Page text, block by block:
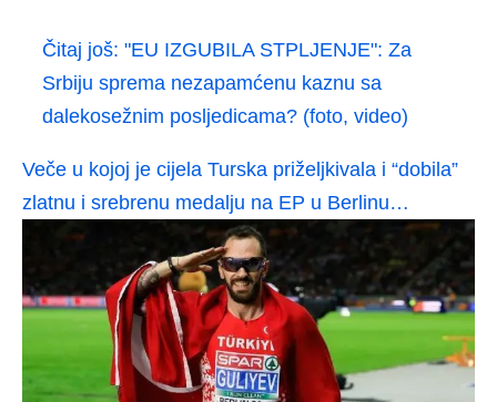
Čitaj još: "EU IZGUBILA STPLJENJE": Za
Srbiju sprema nezapamćenu kaznu sa
dalekosežnim posljedicama? (foto, video)
Veče u kojoj je cijela Turska priželjkivala i “dobila”
zlatnu i srebrenu medalju na EP u Berlinu…